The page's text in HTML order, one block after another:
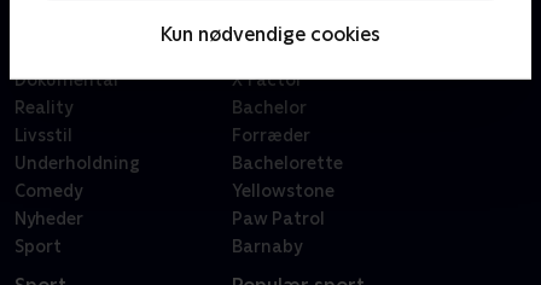
Kun nødvendige cookies
Dokumentar
Reality
Livsstil
Underholdning
Comedy
Nyheder
Sport
Badehotellet
X Factor
Bachelor
Forræder
Bachelorette
Yellowstone
Paw Patrol
Barnaby